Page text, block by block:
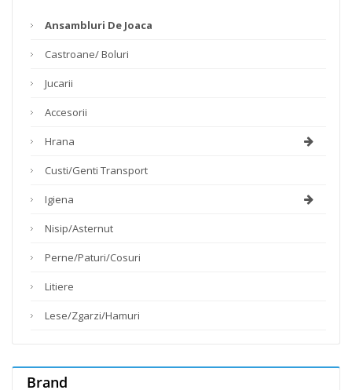
Ansambluri De Joaca
Castroane/ Boluri
Jucarii
Accesorii
Hrana
Custi/genti Transport
Igiena
Nisip/asternut
Perne/paturi/cosuri
Litiere
Lese/zgarzi/hamuri
Brand